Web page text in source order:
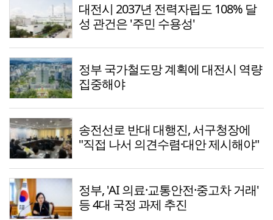
대전시 2037년 전력자립도 108% 달
성 관건은 '주민 수용성'
정부 국가철도망 계획에 대전시 역량
집중해야
송전선로 반대 대행진, 서구청장에
"직접 나서 의견수렴·대안 제시해야"
정부, 'AI 의료·교통안전·중고차 거래'
등 4대 국정 과제 추진